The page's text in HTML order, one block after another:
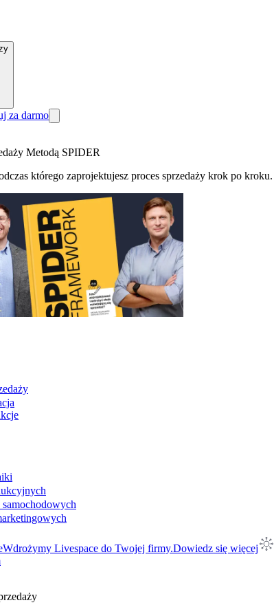
za darmo
Metodą SPIDER
którego zaprojektujesz proces sprzedaży krok po kroku.
Wdrożymy Livespace do Twojej firmy.Dowiedz się więcej